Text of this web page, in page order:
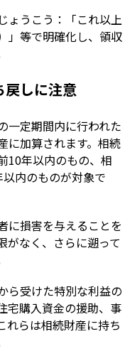
ょうこう：「これ以上
」等で明確化し、領収
戻しに注意
一定期間内に行われた
に加算されます。相続
10年以内のもの、相
内のものが対象で
に損害を与えることを
がなく、さらに遡って
ら受けた特別な利益の
宅購入資金の援助、事
れらは相続財産に持ち